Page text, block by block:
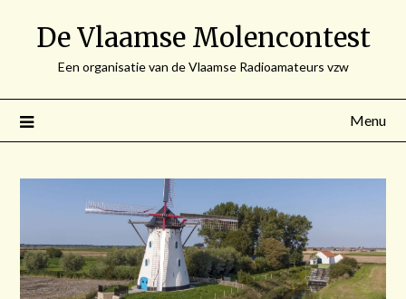
De Vlaamse Molencontest
Een organisatie van de Vlaamse Radioamateurs vzw
Menu